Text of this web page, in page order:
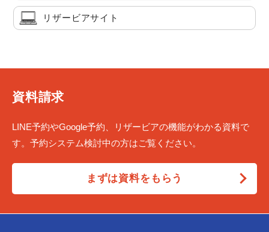
リザービアサイト
資料請求
LINE予約やGoogle予約、リザービアの機能がわかる資料で
す。予約システム検討中の方はご覧ください。
まずは資料をもらう